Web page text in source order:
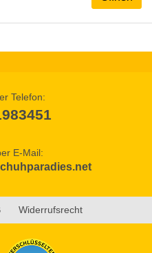
Telefon:
E-Mail:
Widerrufsrecht